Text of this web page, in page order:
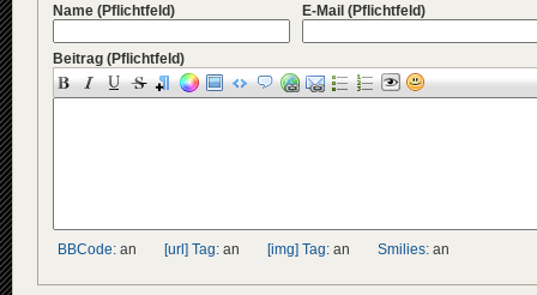
Name (Pflichtfeld) E-Mail (Pflichtfeld)
Beitrag (Pflichtfeld)
BBCode: an [url] Tag: an [img] Tag: an Smilies: an